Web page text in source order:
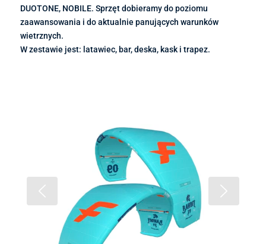
DUOTONE, NOBILE. Sprzęt dobieramy do poziomu
zaawansowania i do aktualnie panujących warunków
wietrznych.
W zestawie jest: latawiec, bar, deska, kask i trapez.